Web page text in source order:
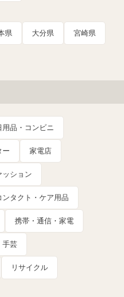
県 大分県 宮崎県
品・コンビニ
ー 家電店
ッション
ンタクト・ケア用品
携帯・通信・家電
手芸
リサイクル